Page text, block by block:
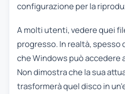
configurazione per la
A molti utenti, vedere quei
progresso. In realtà,
che Windows può accedere
Non dimostra che la sua
trasformerà quel disco in